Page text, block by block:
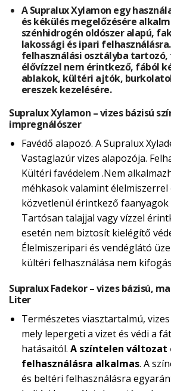
A Supralux Xylamon egy
és kékülés megelőzésére
szénhidrogén oldószer alapú,
lakossági és ipari
felhasználási osztályba
élővízzel nem érintkező, fából
ablakok, kültéri ajtók,
ereszek kezelésére.
Supralux Xylamon – vizes bázisú
impregnálószer
Favédő alapozó. A Supralux
Vastaglazúr vizes alapozója.
Kültéri favédelem .Nem
méhkasok valamint
közvetlenül érintkező faanyagok
Tartósan talajjal vagy vízzel
esetén nem biztosít kielégítő
Élelmiszeripari és vendéglátó
kültéri felhasználása nem
Supralux Fadekor – vizes bázisú,
Liter
Természetes viasztartalmú,
mely lepergeti a vizet és védi a
hatásaitól. A színtelen változat
felhasználásra alkalmas. A
és beltéri felhasználásra